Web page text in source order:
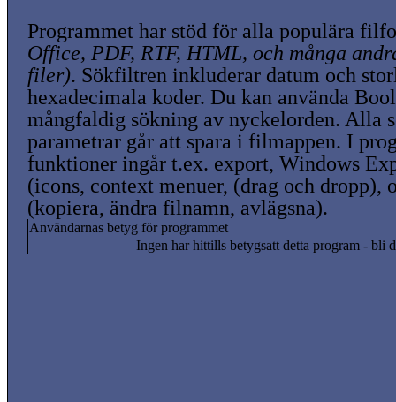
Programmet har stöd för alla populära
Office, PDF, RTF, HTML, och många
filer). Sökfiltren inkluderar datum och
hexadecimala koder. Du kan använda
mångfaldig sökning av nyckelorden. Alla
parametrar går att spara i filmappen. I
funktioner ingår t.ex. export, Windows
(icons, context menuer, (drag och dropp),
(kopiera, ändra filnamn, avlägsna).
Användarnas betyg för programmet
Ingen har hittills betygsatt detta program - bli